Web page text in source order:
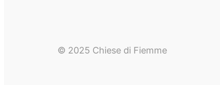
© 2025 Chiese di Fiemme